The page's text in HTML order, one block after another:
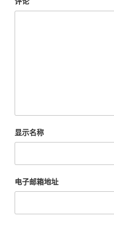
显示名称
电子邮箱地址